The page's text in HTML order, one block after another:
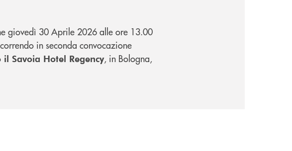
giovedì 30 Aprile 2026 alle ore 13.00
in seconda convocazione
Savoia Hotel Regency, in Bologna,